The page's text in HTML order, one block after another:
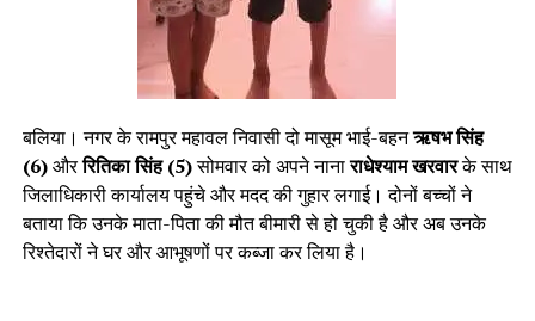
बलिया। नगर के रामपुर महावल निवासी दो मासूम भाई-बहनऋषभ सिंह
(6)औररितिका सिंह (5)सोमवार को अपने नानाराधेश्याम खरवारके साथ
जिलाधिकारी कार्यालय पहुंचे और मदद की गुहार लगाई। दोनों बच्चों ने
बताया कि उनके माता-पिता की मौत बीमारी से हो चुकी है और अब उनके
रिश्तेदारों ने घर और आभूषणों पर कब्जा कर लिया है।